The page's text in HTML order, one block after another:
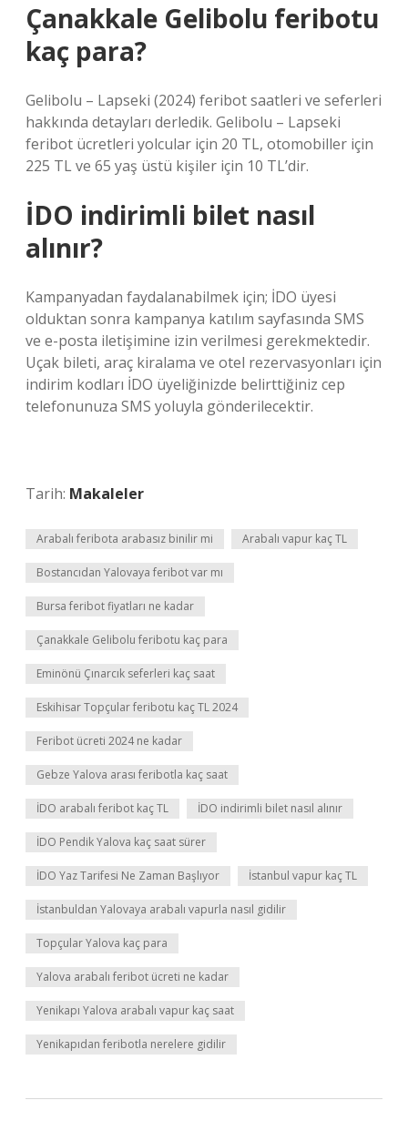
Çanakkale Gelibolu feribotu
kaç para?
Gelibolu – Lapseki (2024) feribot saatleri ve seferleri
hakkında detayları derledik. Gelibolu – Lapseki
feribot ücretleri yolcular için 20 TL, otomobiller için
225 TL ve 65 yaş üstü kişiler için 10 TL’dir.
İDO indirimli bilet nasıl
alınır?
Kampanyadan faydalanabilmek için; İDO üyesi
olduktan sonra kampanya katılım sayfasında SMS
ve e-posta iletişimine izin verilmesi gerekmektedir.
Uçak bileti, araç kiralama ve otel rezervasyonları için
indirim kodları İDO üyeliğinizde belirttiğiniz cep
telefonunuza SMS yoluyla gönderilecektir.
Tarih: Makaleler
Arabalı feribota arabasız binilir mi Arabalı vapur kaç TL
Bostancıdan Yalovaya feribot var mı
Bursa feribot fiyatları ne kadar
Çanakkale Gelibolu feribotu kaç para
Eminönü Çınarcık seferleri kaç saat
Eskihisar Topçular feribotu kaç TL 2024
Feribot ücreti 2024 ne kadar
Gebze Yalova arası feribotla kaç saat
İDO arabalı feribot kaç TL İDO indirimli bilet nasıl alınır
İDO Pendik Yalova kaç saat sürer
İDO Yaz Tarifesi Ne Zaman Başlıyor İstanbul vapur kaç TL
İstanbuldan Yalovaya arabalı vapurla nasıl gidilir
Topçular Yalova kaç para
Yalova arabalı feribot ücreti ne kadar
Yenikapı Yalova arabalı vapur kaç saat
Yenikapıdan feribotla nerelere gidilir